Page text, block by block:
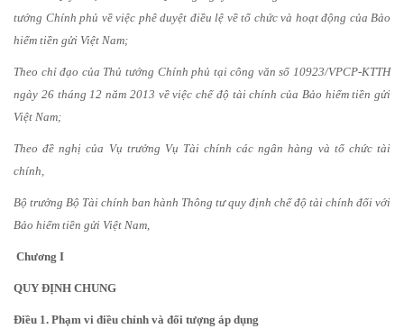
tướng Chính phủ về việc phê duyệt điều lệ về tổ chức và hoạt động của Bảo
hiểm tiền gửi Việt Nam;
Theo chỉ đạo của Thủ tướng Chính phủ tại công văn số 10923/VPCP-KTTH
ngày 26 tháng 12 năm 2013 về việc chế độ tài chính của Bảo hiểm tiền gửi
Việt Nam;
Theo đề nghị của Vụ trưởng Vụ Tài chính các ngân hàng và tổ chức tài
chính,
Bộ trưởng Bộ Tài chính ban hành Thông tư quy định chế độ tài chính đối với
Bảo hiểm tiền gửi Việt Nam,
Chương I
QUY ĐỊNH CHUNG
Điều 1. Phạm vi điều chỉnh và đối tượng áp dụng